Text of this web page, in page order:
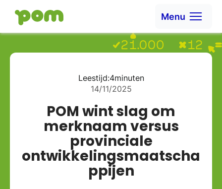
Ga naar Home
Menu
Leestijd:4minuten
14/11/2025
POM wint slag om
merknaam versus
provinciale
ontwikkelingsmaatscha
ppijen